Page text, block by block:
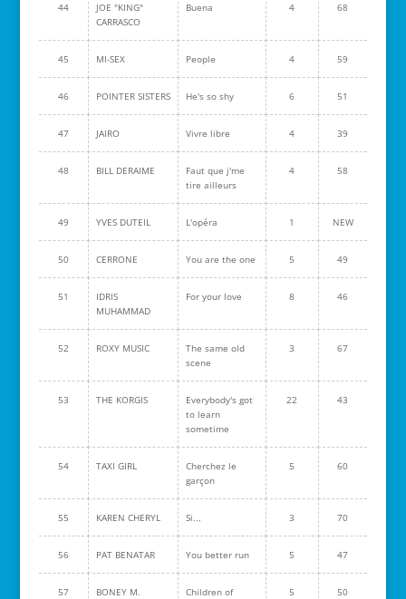
44
JOE "KING"
CARRASCO
Buena 4 68
45 MI-SEX People 4 59
46 POINTER SISTERS He's so shy 6 51
47 JAIRO Vivre libre 4 39
48 BILL DERAIME
Faut que j'me
tire ailleurs
4 58
49 YVES DUTEIL L'opéra 1 NEW
50 CERRONE You are the one 5 49
51
IDRIS
MUHAMMAD
For your love 8 46
52 ROXY MUSIC
The same old
scene
3 67
53 THE KORGIS
Everybody's got
to learn
sometime
22 43
54 TAXI GIRL
Cherchez le
garçon
5 60
55 KAREN CHERYL Si... 3 70
56 PAT BENATAR You better run 5 47
57 BONEY M.
Children of
5 50